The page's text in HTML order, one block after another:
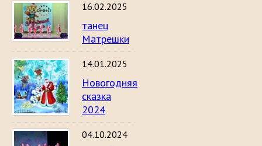
16.02.2025
танец
Матрешки
14.01.2025
Новогодняя
сказка
2024
04.10.2024